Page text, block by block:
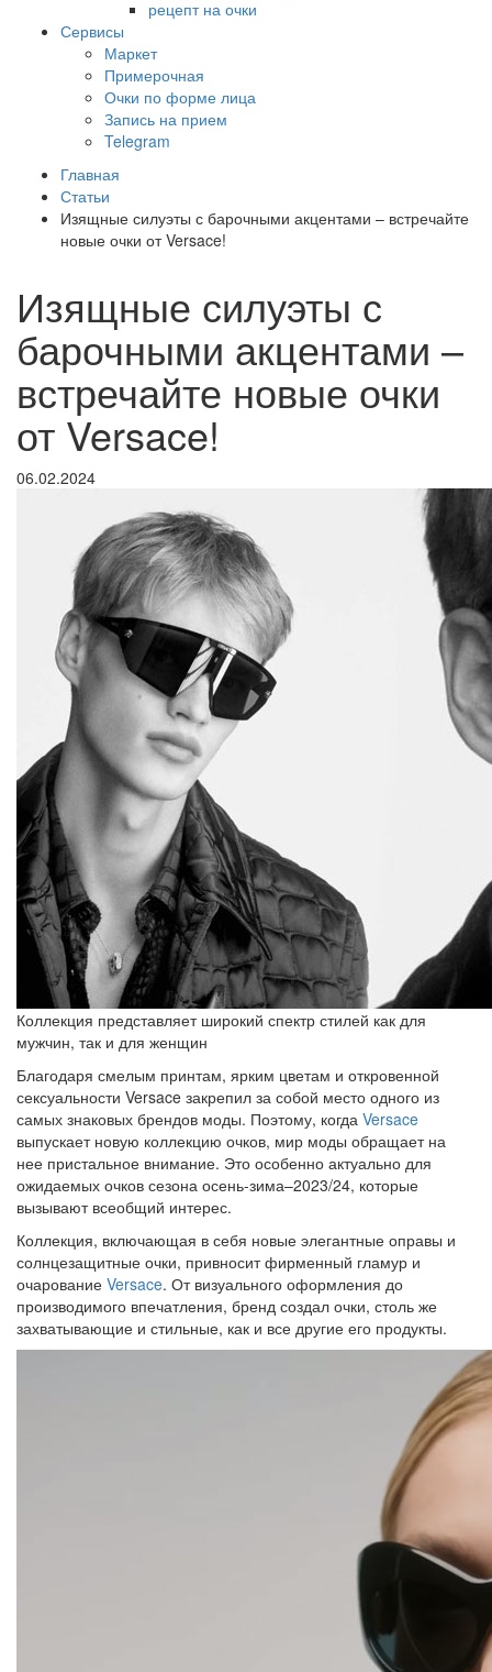
рецепт на очки
Сервисы
Маркет
Примерочная
Очки по форме лица
Запись на прием
Telegram
Главная
Статьи
Изящные силуэты с барочными акцентами – встречайте
новые очки от Versace!
Изящные силуэты с
барочными акцентами –
встречайте новые очки
от Versace!
06.02.2024
Коллекция представляет широкий спектр стилей как для
мужчин, так и для женщин
Благодаря смелым принтам, ярким цветам и откровенной
сексуальности Versace закрепил за собой место одного из
самых знаковых брендов моды. Поэтому, когда Versace
выпускает новую коллекцию очков, мир моды обращает на
нее пристальное внимание. Это особенно актуально для
ожидаемых очков сезона осень-зима–2023/24, которые
вызывают всеобщий интерес.
Коллекция, включающая в себя новые элегантные оправы и
солнцезащитные очки, привносит фирменный гламур и
очарование Versace. От визуального оформления до
производимого впечатления, бренд создал очки, столь же
захватывающие и стильные, как и все другие его продукты.